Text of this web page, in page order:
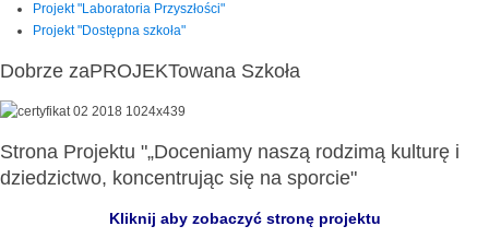
Projekt "Laboratoria Przyszłości"
Projekt "Dostępna szkoła"
Dobrze zaPROJEKTowana Szkoła
Strona Projektu "„Doceniamy naszą rodzimą kulturę i
dziedzictwo, koncentrując się na sporcie"
Kliknij aby zobaczyć stronę projektu